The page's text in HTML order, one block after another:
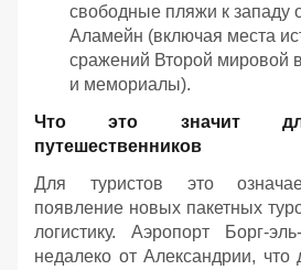
свободные пляжи к западу
Аламейн (включая места
сражений Второй
и мемориалы).
Что это значит
путешественников
Для туристов это
появление новых пакетных
логистику. Аэропорт Борг-
недалеко от Александрии, что